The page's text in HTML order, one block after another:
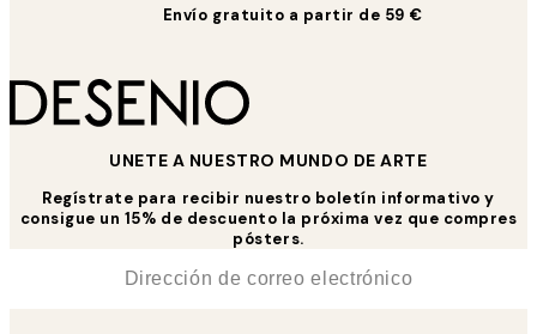
Envío gratuito a partir de 59 €
UNETE A NUESTRO MUNDO DE ARTE
Regístrate para recibir nuestro boletín informativo y
consigue un 15% de descuento la próxima vez que compres
pósters.